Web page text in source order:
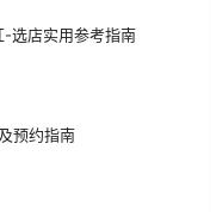
-选店实用参考指南
预约指南